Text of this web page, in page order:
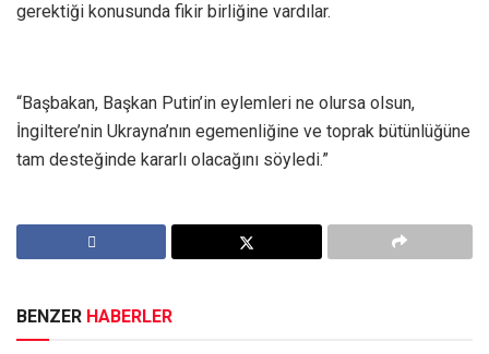
gerektiği konusunda fikir birliğine vardılar.
“Başbakan, Başkan Putin’in eylemleri ne olursa olsun,
İngiltere’nin Ukrayna’nın egemenliğine ve toprak bütünlüğüne
tam desteğinde kararlı olacağını söyledi.”
BENZER HABERLER